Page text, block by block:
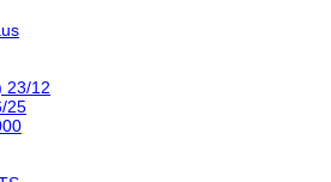
23/12
25